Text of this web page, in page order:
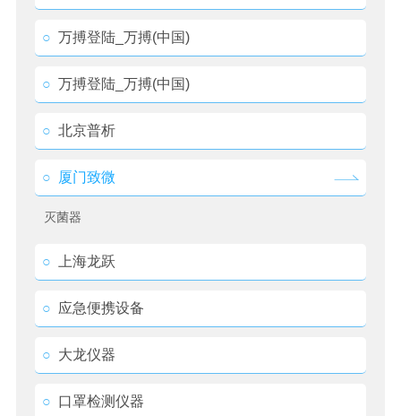
○ 万搏登陆_万搏(中国)
○ 万搏登陆_万搏(中国)
○ 北京普析
○ 厦门致微
灭菌器
○ 上海龙跃
○ 应急便携设备
○ 大龙仪器
○ 口罩检测仪器